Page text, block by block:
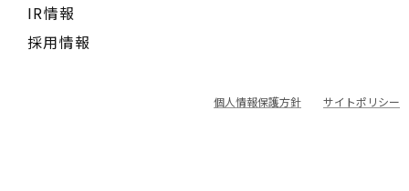
IR情報
採用情報
個人情報保護方針 サイトポリシー